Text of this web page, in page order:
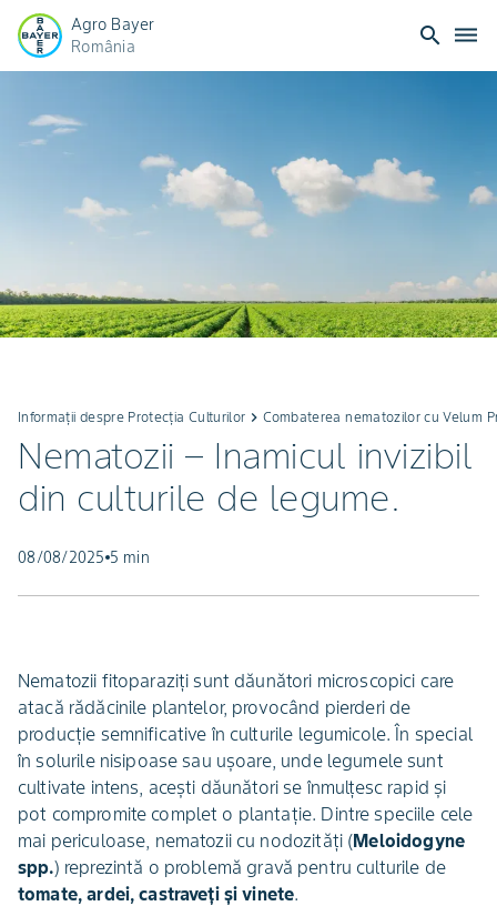
Agro Bayer
România
search dehaze
Informații despre Protecția Culturilor keyboard_arrow_rightCombaterea nematozilor cu Velum
Nematozii – Inamicul invizibil
din culturile de legume.
08/08/2025 5 min
Nematozii fitoparaziți sunt dăunători microscopici care
atacă rădăcinile plantelor, provocând pierderi de
producție semnificative în culturile legumicole. În special
în solurile nisipoase sau ușoare, unde legumele sunt
cultivate intens, acești dăunători se înmulțesc rapid și
pot compromite complet o plantație. Dintre speciile cele
mai periculoase, nematozii cu nodozități (Meloidogyne
spp.) reprezintă o problemă gravă pentru culturile de
tomate, ardei, castraveți și vinete.